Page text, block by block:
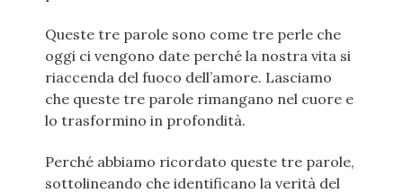
Queste tre parole sono come tre perle che
oggi ci vengono date perché la nostra vita si
riaccenda del fuoco dell’amore. Lasciamo
che queste tre parole rimangano nel cuore e
lo trasformino in profondità.
Perché abbiamo ricordato queste tre parole,
sottolineando che identificano la verità del